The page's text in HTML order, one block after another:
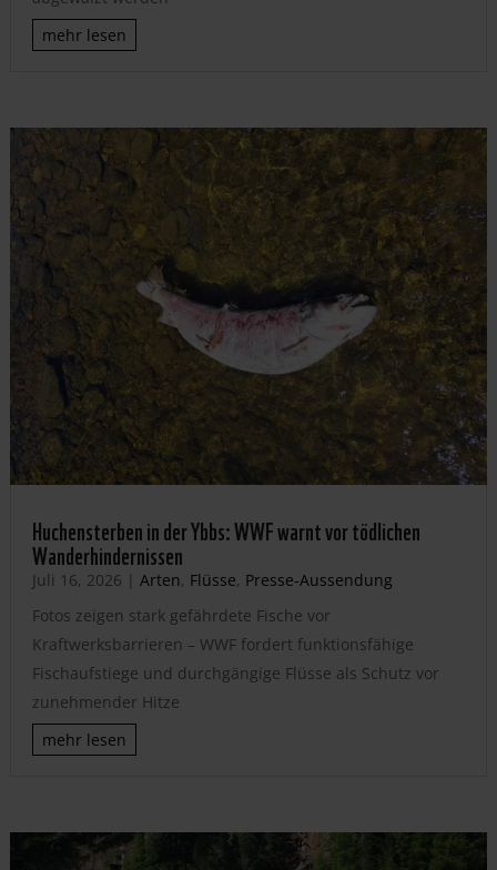
mehr lesen
Huchensterben in der Ybbs: WWF warnt vor tödlichen
Wanderhindernissen
Juli 16, 2026 | Arten, Flüsse, Presse-Aussendung
Fotos zeigen stark gefährdete Fische vor
Kraftwerksbarrieren – WWF fordert funktionsfähige
Fischaufstiege und durchgängige Flüsse als Schutz vor
zunehmender Hitze
mehr lesen